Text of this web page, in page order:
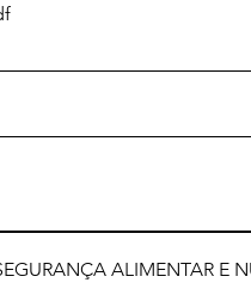
ALIMENTAR E